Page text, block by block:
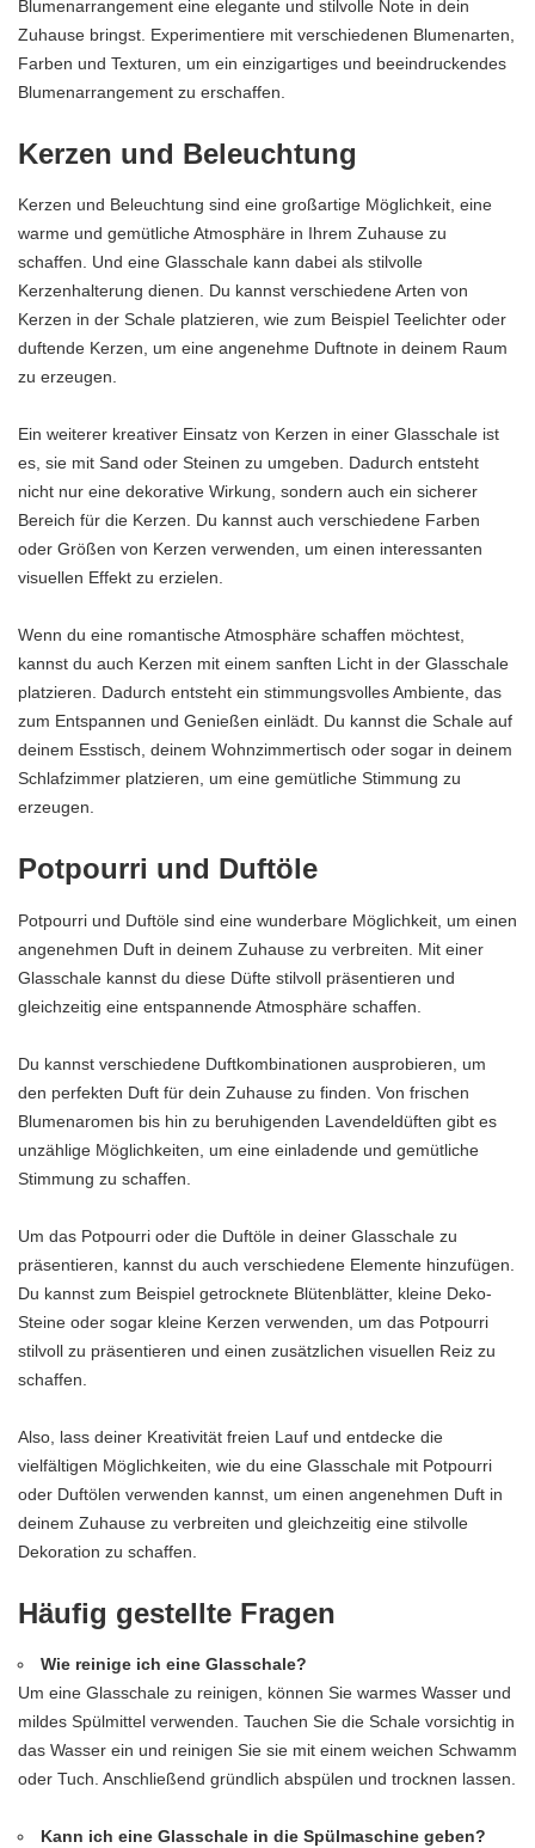
Blumenarrangement eine elegante und stilvolle Note in dein
Zuhause bringst. Experimentiere mit verschiedenen Blumenarten,
Farben und Texturen, um ein einzigartiges und beeindruckendes
Blumenarrangement zu erschaffen.
Kerzen und Beleuchtung
Kerzen und Beleuchtung sind eine großartige Möglichkeit, eine
warme und gemütliche Atmosphäre in Ihrem Zuhause zu
schaffen. Und eine Glasschale kann dabei als stilvolle
Kerzenhalterung dienen. Du kannst verschiedene Arten von
Kerzen in der Schale platzieren, wie zum Beispiel Teelichter oder
duftende Kerzen, um eine angenehme Duftnote in deinem Raum
zu erzeugen.
Ein weiterer kreativer Einsatz von Kerzen in einer Glasschale ist
es, sie mit Sand oder Steinen zu umgeben. Dadurch entsteht
nicht nur eine dekorative Wirkung, sondern auch ein sicherer
Bereich für die Kerzen. Du kannst auch verschiedene Farben
oder Größen von Kerzen verwenden, um einen interessanten
visuellen Effekt zu erzielen.
Wenn du eine romantische Atmosphäre schaffen möchtest,
kannst du auch Kerzen mit einem sanften Licht in der Glasschale
platzieren. Dadurch entsteht ein stimmungsvolles Ambiente, das
zum Entspannen und Genießen einlädt. Du kannst die Schale auf
deinem Esstisch, deinem Wohnzimmertisch oder sogar in deinem
Schlafzimmer platzieren, um eine gemütliche Stimmung zu
erzeugen.
Potpourri und Duftöle
Potpourri und Duftöle sind eine wunderbare Möglichkeit, um einen
angenehmen Duft in deinem Zuhause zu verbreiten. Mit einer
Glasschale kannst du diese Düfte stilvoll präsentieren und
gleichzeitig eine entspannende Atmosphäre schaffen.
Du kannst verschiedene Duftkombinationen ausprobieren, um
den perfekten Duft für dein Zuhause zu finden. Von frischen
Blumenaromen bis hin zu beruhigenden Lavendeldüften gibt es
unzählige Möglichkeiten, um eine einladende und gemütliche
Stimmung zu schaffen.
Um das Potpourri oder die Duftöle in deiner Glasschale zu
präsentieren, kannst du auch verschiedene Elemente hinzufügen.
Du kannst zum Beispiel getrocknete Blütenblätter, kleine Deko-
Steine oder sogar kleine Kerzen verwenden, um das Potpourri
stilvoll zu präsentieren und einen zusätzlichen visuellen Reiz zu
schaffen.
Also, lass deiner Kreativität freien Lauf und entdecke die
vielfältigen Möglichkeiten, wie du eine Glasschale mit Potpourri
oder Duftölen verwenden kannst, um einen angenehmen Duft in
deinem Zuhause zu verbreiten und gleichzeitig eine stilvolle
Dekoration zu schaffen.
Häufig gestellte Fragen
Wie reinige ich eine Glasschale?
Um eine Glasschale zu reinigen, können Sie warmes Wasser und
mildes Spülmittel verwenden. Tauchen Sie die Schale vorsichtig in
das Wasser ein und reinigen Sie sie mit einem weichen Schwamm
oder Tuch. Anschließend gründlich abspülen und trocknen lassen.
Kann ich eine Glasschale in die Spülmaschine geben?